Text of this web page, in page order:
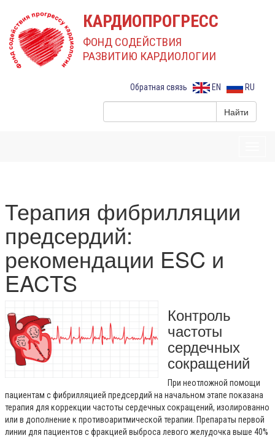
КАРДИОПРОГРЕСС
ФОНД СОДЕЙСТВИЯ
РАЗВИТИЮ КАРДИОЛОГИИ
RU
EN
Обратная связь
Терапия фибрилляции
предсердий:
рекомендации ESC и
EACTS
Контроль
частоты
сердечных
сокращений
При неотложной помощи
пациентам с фибрилляцией предсердий на начальном этапе показана
терапия для коррекции частоты сердечных сокращений, изолированно
или в дополнение к противоаритмической терапии. Препараты первой
линии для пациентов с фракцией выброса левого желудочка выше 40%